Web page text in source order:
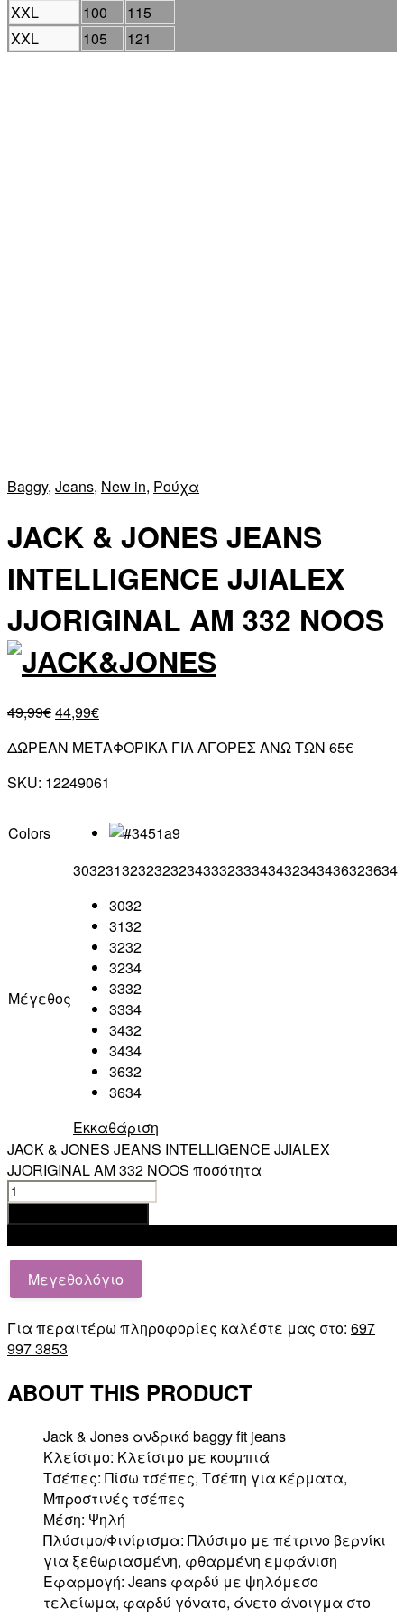
XXL
100
115
XXL
105 121
Baggy, Jeans, New in, Ρούχα
JACK & JONES JEANS
INTELLIGENCE JJIALEX
JJORIGINAL AM 332 NOOS
49,99€44,99€
ΔΩΡΕΑΝ ΜΕΤΑΦΟΡΙΚΑ ΓΙΑ ΑΓΟΡΕΣ ΑΝΩ ΤΩΝ 65€
SKU: 12249061
Colors
Μέγεθος
3032313232323234333233343432343436323634
3032
3132
3232
3234
3332
3334
3432
3434
3632
3634
Εκκαθάριση
JACK & JONES JEANS INTELLIGENCE JJIALEX
JJORIGINAL AM 332 NOOS ποσότητα
Μεγεθολόγιο
Για περαιτέρω πληροφορίες καλέστε μας στο: 697
997 3853
ABOUT THIS PRODUCT
Jack & Jones ανδρικό baggy fit jeans
Κλείσιμο: Κλείσιμο με κουμπιά
Τσέπες: Πίσω τσέπες, Τσέπη για κέρματα,
Μπροστινές τσέπες
Μέση: Ψηλή
Πλύσιμο/Φινίρισμα: Πλύσιμο με πέτρινο βερνίκι
για ξεθωριασμένη, φθαρμένη εμφάνιση
Εφαρμογή: Jeans φαρδύ με ψηλόμεσο
τελείωμα, φαρδύ γόνατο, άνετο άνοιγμα στο